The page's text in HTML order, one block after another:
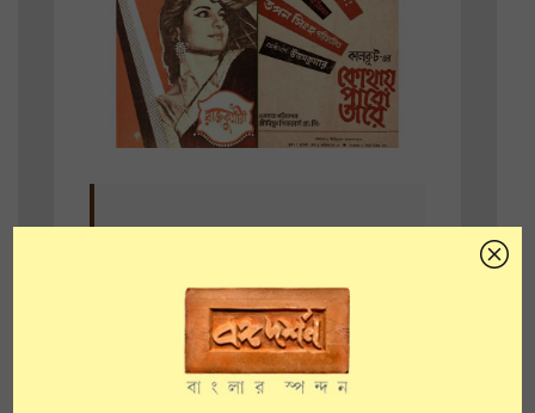
জানতাম ছবি বিশ্বাসকে। কিন্তু
উত্তমকুমার ‘ঝিন্দের বন্দি’-তে
যখন জমিদার করলেন, কীভাবে